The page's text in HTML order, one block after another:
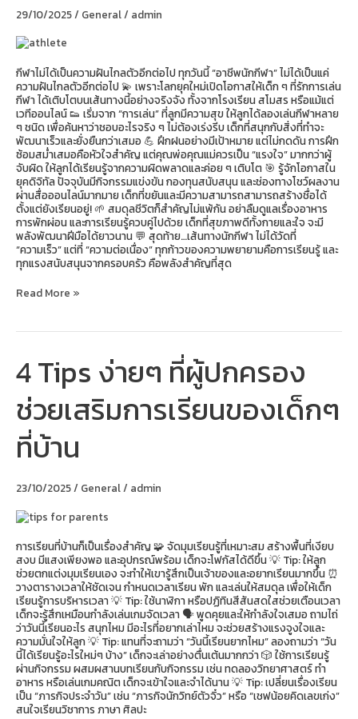
29/10/2025/ General/ admin
กีฬาไม่ได้เป็นความฝันไกลตัวอีกต่อไป ทุกวันนี้ “อาชีพนักกีฬา” ไม่ได้เป็นแค่
ความฝันไกลตัวอีกต่อไป 💫 เพราะโลกยุคใหม่เปิดโอกาสให้เด็ก ๆ ที่รักการเล่น
กีฬา ได้เติบโตบนเส้นทางนี้อย่างจริงจัง ทั้งจากโรงเรียน สโมสร หรือแม้แต่
เวทีออนไลน์ 👟 เริ่มจาก “การเล่น” ที่ลูกมีความสุข ให้ลูกได้ลองเล่นกีฬาหลาย
ๆ ชนิด เพื่อค้นหาว่าชอบอะไรจริง ๆ ไม่ต้องเร่งรีบ เด็กที่สนุกกับสิ่งที่ทำจะ
พัฒนาเร็วและยั่งยืนกว่าเสมอ 💪 ฝึกฝนอย่างมีเป้าหมาย แต่ไม่กดดัน การฝึก
ซ้อมสม่ำเสมอคือหัวใจสำคัญ แต่คุณพ่อคุณแม่ควรเป็น “แรงใจ” มากกว่าผู้
จับผิด ให้ลูกได้เรียนรู้จากความผิดพลาดและค่อย ๆ เติบโต 🎯 รู้จักโอกาสใน
ยุคดิจิทัล ปัจจุบันมีกิจกรรมแข่งขัน กองทุนสนับสนุน และช่องทางโชว์ผลงาน
ผ่านสื่อออนไลน์มากมาย เด็กที่ขยันและมีความสามารถสามารถสร้างชื่อได้
ตั้งแต่ยังเรียนอยู่! 🌱 สมดุลชีวิตก็สำคัญไม่แพ้กัน อย่าลืมดูแลเรื่องอาหาร
การพักผ่อน และการเรียนรู้ควบคู่ไปด้วย เด็กที่สุขภาพดีทั้งกายและใจ จะมี
พลังพัฒนาฝีมือได้ยาวนาน 💬 สุดท้าย…เส้นทางนักกีฬา ไม่ได้วัดที่
“ความเร็ว” แต่ที่ “ความต่อเนื่อง” ทุกก้าวของความพยายามคือการเรียนรู้ และ
ทุกแรงสนับสนุนจากครอบครัว คือพลังสำคัญที่สุด
ยุค
Read More »
4 Tips ง่ายๆ ที่ผู้ปกครอง
ช่วยเสริมการเรียนของเด็กๆ
ที่บ้าน
23/10/2025/ General/ admin
การเรียนที่บ้านก็เป็นเรื่องสำคัญ 🧩 จัดมุมเรียนรู้ที่เหมาะสม สร้างพื้นที่เงียบ
สงบ มีแสงเพียงพอ และอุปกรณ์พร้อม เด็กจะโฟกัสได้ดีขึ้น 💡 Tip: ให้ลูก
ช่วยตกแต่งมุมเรียนเอง จะทำให้เขารู้สึกเป็นเจ้าของและอยากเรียนมากขึ้น ⏰
วางตารางเวลาให้ชัดเจน กำหนดเวลาเรียน พัก และเล่นให้สมดุล เพื่อให้เด็ก
เรียนรู้การบริหารเวลา 💡 Tip: ใช้นาฬิกา หรือปฏิทินสีสันสดใสช่วยเตือนเวลา
เด็กจะรู้สึกเหมือนกำลังเล่นเกมจัดเวลา 🗣️ พูดคุยและให้กำลังใจเสมอ ถามไถ่
ว่าวันนี้เรียนอะไร สนุกไหม มีอะไรที่อยากเล่าไหม จะช่วยสร้างแรงจูงใจและ
ความมั่นใจให้ลูก 💡 Tip: แทนที่จะถามว่า “วันนี้เรียนยากไหม” ลองถามว่า “วัน
นี้ได้เรียนรู้อะไรใหม่ๆ บ้าง” เด็กจะเล่าอย่างตื่นเต้นมากกว่า 🎲 ใช้การเรียนรู้
ผ่านกิจกรรม ผสมผสานบทเรียนกับกิจกรรม เช่น ทดลองวิทยาศาสตร์ ทำ
อาหาร หรือเล่นเกมคณิต เด็กจะเข้าใจและจำได้นาน 💡 Tip: เปลี่ยนเรื่องเรียน
เป็น “ภารกิจประจำวัน” เช่น “ภารกิจนักวิทย์ตัวจิ๋ว” หรือ “เชฟน้อยคิดเลขเก่ง”
สนใจเรียนวิชาการ ภาษา ศิลปะ
Tips
ง่ายๆ
ผู้
ปกครอง
ช่วย
เสริม
เรียน
ของ
เด็กๆ
ที่